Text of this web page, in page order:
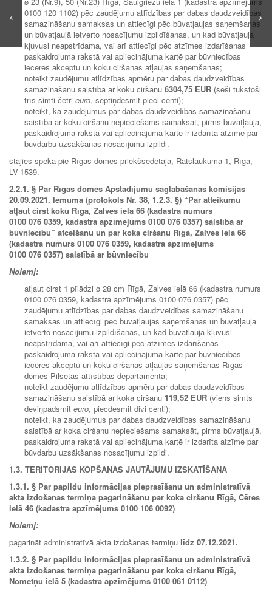
0100 120 1102) pēc zaudējumu atlīdzības par dabas daudzveidības
samazināšanu samaksas un attiecīgi pēc būvatļaujas saņemšanas
un būvatļaujā ietverto nosacījumu izpildīšanas, un kad būvatļauja
kļuvusi neapstrīdama, vai arī attiecīgi pēc atzīmes izdarīšanas
paskaidrojuma rakstā vai apliecinājuma kartē par būvniecības
ieceres akceptu un koku ciršanas atļaujas saņemšanas;
noteikt zaudējumu atlīdzības apmēru par dabas daudzveidības
samazināšanu saistībā ar koku ciršanu 6304,75 EUR (seši tūkstoši
trīs simti četri euro, septiņdesmit pieci centi);
noteikt, ka zaudējumus par dabas daudzveidības samazināšanu
saistībā ar koku ciršanu nepieciešams samaksāt, pirms būvatļaujā,
paskaidrojuma rakstā vai apliecinājuma kartē ir izdarīta atzīme par
būvdarbu uzsākšanas nosacījumu izpildi.
stājies spēkā pie Rīgas domes priekšsēdētāja, Rātslaukumā 1, Rīgā,
LV-1539.
2.2.1. § Par Rīgas domes Apstādījumu saglabāšanas komisijas
20.09.2021. lēmuma (protokols Nr. 38, 1.2.3. §) “Par atteikumu
atļaut cirst koku Rīgā, Zalves ielā 66 (kadastra numurs
0100 076 0359, kadastra apzīmējums 0100 076 0357) saistībā ar
būvniecību” atcelšanu un par koka ciršanu Rīgā, Zalves ielā 66
(kadastra numurs 0100 076 0359, kadastra apzīmējums
0100 076 0357) saistībā ar būvniecību
Nolemj:
atļaut cirst 1 pīlādzi ø 28 cm Rīgā, Zalves ielā 66 (kadastra numurs
0100 076 0359, kadastra apzīmējums 0100 076 0357) pēc
zaudējumu atlīdzības par dabas daudzveidības samazināšanu
samaksas un attiecīgi pēc būvatļaujas saņemšanas un būvatļaujā
ietverto nosacījumu izpildīšanas, un kad būvatļauja kļuvusi
neapstrīdama, vai arī attiecīgi pēc atzīmes izdarīšanas
paskaidrojuma rakstā vai apliecinājuma kartē par būvniecības
ieceres akceptu un koku ciršanas atļaujas saņemšanas Rīgas
domes Pilsētas attīstības departamentā;
noteikt zaudējumu atlīdzības apmēru par dabas daudzveidības
samazināšanu saistībā ar koka ciršanu 119,52 EUR (viens simts
deviņpadsmit euro, piecdesmit divi centi);
noteikt, ka zaudējumus par dabas daudzveidības samazināšanu
saistībā ar koka ciršanu nepieciešams samaksāt, pirms būvatļaujā,
paskaidrojuma rakstā vai apliecinājuma kartē ir izdarīta atzīme par
būvdarbu uzsākšanas nosacījumu izpildi.
1.3. TERITORIJAS KOPŠANAS JAUTĀJUMU IZSKATĪŠANA
1.3.1. § Par papildu informācijas pieprasīšanu un administratīvā
akta izdošanas termiņa pagarināšanu par koka ciršanu Rīgā, Cēres
ielā 46 (kadastra apzīmējums 0100 106 0092)
Nolemj:
pagarināt administratīvā akta izdošanas termiņu līdz 07.12.2021.
1.3.2. § Par papildu informācijas pieprasīšanu un administratīvā
akta izdošanas termiņa pagarināšanu par koka ciršanu Rīgā,
Nometņu ielā 5 (kadastra apzīmējums 0100 061 0112)